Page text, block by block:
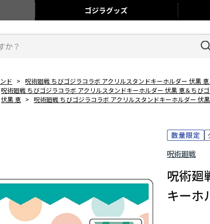
ゴジラグッズ
ド > 呪術廻戦 ちびゴジラコラボ アクリルスタンドキーホルダー 伏黒
呪術廻戦 ちびゴジラコラボ アクリルスタンドキーホルダー 伏黒 恵＆ちび
伏黒 恵 > 呪術廻戦 ちびゴジラコラボ アクリルスタンドキーホルダー 伏
呪術廻戦
呪術廻
キーホ